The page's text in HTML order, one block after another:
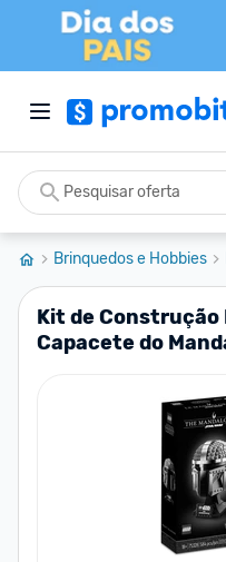
Brinquedos e Hobbies
Kit de Construção
Capacete do